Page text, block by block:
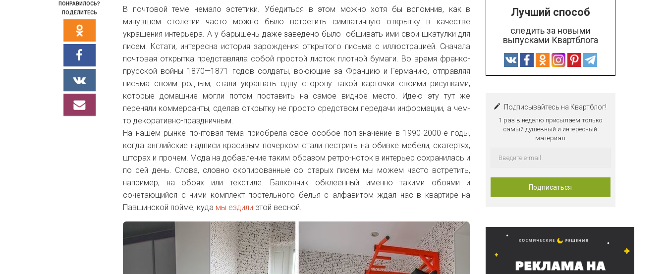
ПОНРАВИЛОСЬ?
ПОДЕЛИТЕСЬ
В почтовой теме немало эстетики. Убедиться в этом можно хотя бы вспомнив, как в
минувшем столетии часто можно было встретить симпатичную открытку в качестве
украшения интерьера. А у барышень даже заведено было обшивать ими свои шкатулки для
писем. Кстати, интересна история зарождения открытого письма с иллюстрацией. Сначала
почтовая открытка представляла собой простой листок плотной бумаги. Во время франко-
прусской войны 1870—1871 годов солдаты, воюющие за Францию и Германию, отправляя
письма своим родным, стали украшать одну сторону такой карточки своими рисунками,
которые домашние могли потом поставить на самое видное место. Идею эту тут же
переняли коммерсанты, сделав открытку не просто средством передачи информации, а чем-
то декоративно-праздничным.
На нашем рынке почтовая тема приобрела свое особое поп-значение в 1990-2000-е годы,
когда английские надписи красивым почерком стали пестрить на обивке мебели, скатертях,
шторах и прочем. Мода на добавление таким образом ретро-ноток в интерьер сохранилась и
по сей день. Слова, словно скопированные со старых писем мы можем часто встретить,
например, на обоях или текстиле. Балкончик обклеенный именно такими обоями и
сочетающийся с ними комплект постельного белья с алфавитом ждал нас в квартире на
Павшинской пойме, куда мы ездили этой весной.
Лучший способ
следить за новыми
выпусками Квартблога
Подписывайтесь на Квартблог!
1 раз в неделю присылаем только
самый душевный и интересный
материал